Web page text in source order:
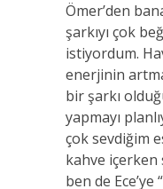
Ömer’den
şarkıyı çok
istiyordum.
enerjinin
bir şarkı
yapmayı
çok sevdiğim
kahve içerken
ben de Ece’ye